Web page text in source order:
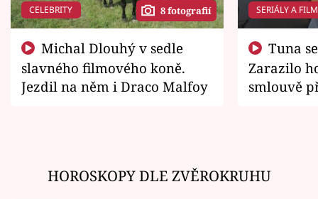
CELEBRITY 8 fotografií
slavného filmového koně.
Jezdil na něm i Draco Malfoy
SERIÁLY A
Zarazilo
smlouvě
HOROSKOPY DLE ZVĚROKRUHU